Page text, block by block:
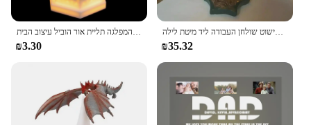
₪3.30
מנורת שולחן פטריה צבעוני מואר קישוט הבית קישוט בסגנון אירופאי כפרי בסגנון שולחן עבודה קישוט שולחן העבודה ליד מיטת לילה
₪35.32